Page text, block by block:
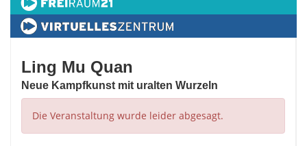
Ling Mu Quan
Neue Kampfkunst mit uralten Wurzeln
Die Veranstaltung wurde leider abgesagt.